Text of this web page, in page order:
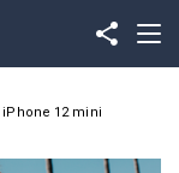
iPhone 12 mini